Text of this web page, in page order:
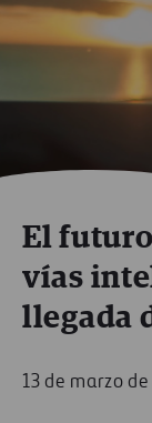
El
vías
llegada
13 de marzo